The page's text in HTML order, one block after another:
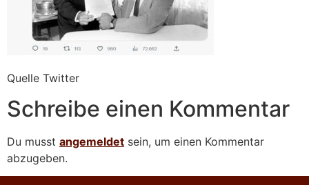
Quelle Twitter
Schreibe einen Kommentar
Du musst angemeldet sein, um einen Kommentar
abzugeben.